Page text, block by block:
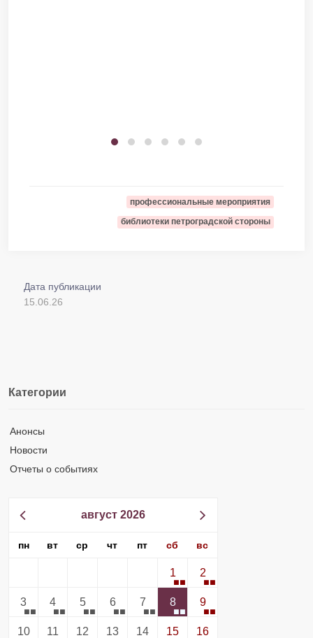
профессиональные мероприятия
библиотеки петроградской стороны
Дата публикации
15.06.26
Категории
Анонсы
Новости
Отчеты о событиях
август 2026
пн вт ср чт пт сб вс
1 2
3 4 5 6 7 8 9
10 11 12 13 14 15 16